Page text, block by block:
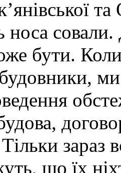
носа
бути.
ми
зараз
що їх